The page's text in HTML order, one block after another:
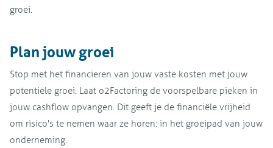
groei.
Plan jouw groei
Stop met het financieren van jouw vaste kosten met jouw
potentiële groei. Laat o2Factoring de voorspelbare pieken in
jouw cashflow opvangen. Dit geeft je de financiële vrijheid
om risico's te nemen waar ze horen: in het groeipad van jouw
onderneming.